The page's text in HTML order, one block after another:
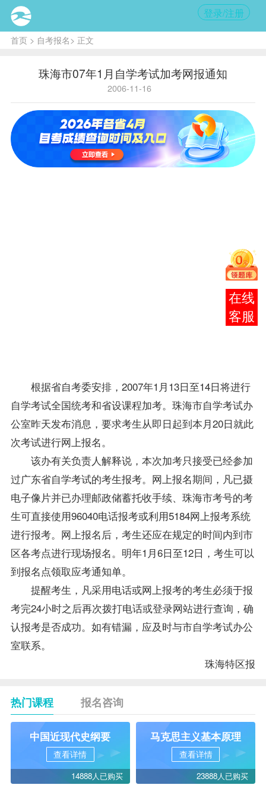
登录/注册
首页> 自考报名> 正文
珠海市07年1月自学考试加考网报通知
2006-11-16
核
示:
明年
根据省自考委安排，2007年1月13日至14日将进行
自学考试全国统考和省设课程加考。珠海市自学考试办
公室昨天发布消息，要求考生从即日起到本月20日就此
次考试进行网上报名。
该办有关负责人解释说，本次加考只接受已经参加
过广东省自学考试的考生报考。网上报名期间，凡已摄
电子像片并已办理邮政储蓄托收手续、珠海市考号的考
生可直接使用96040电话报考或利用5184网上报考系统
进行报考。网上报名后，考生还应在规定的时间内到市
区各考点进行现场报名。明年1月6日至12日，考生可以
到报名点领取应考通知单。
提醒考生，凡采用电话或网上报考的考生必须于报
考完24小时之后再次拨打电话或登录网站进行查询，确
认报考是否成功。如有错漏，应及时与市自学考试办公
室联系。
珠海特区报
热门课程 报名咨询
中国近现代史纲要
查看详情
14888人已购买
马克思主义基本原理
查看详情
23888人已购买
在线
客服